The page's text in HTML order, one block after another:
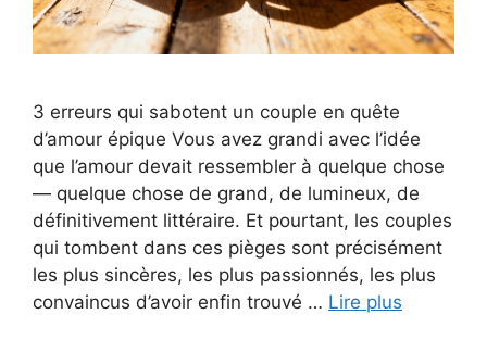
3 erreurs qui sabotent un couple en quête
d’amour épique Vous avez grandi avec l’idée
que l’amour devait ressembler à quelque chose
— quelque chose de grand, de lumineux, de
définitivement littéraire. Et pourtant, les couples
qui tombent dans ces pièges sont précisément
les plus sincères, les plus passionnés, les plus
convaincus d’avoir enfin trouvé … Lire plus